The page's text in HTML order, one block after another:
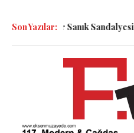
Son Yazılar:
Semboller Sanık